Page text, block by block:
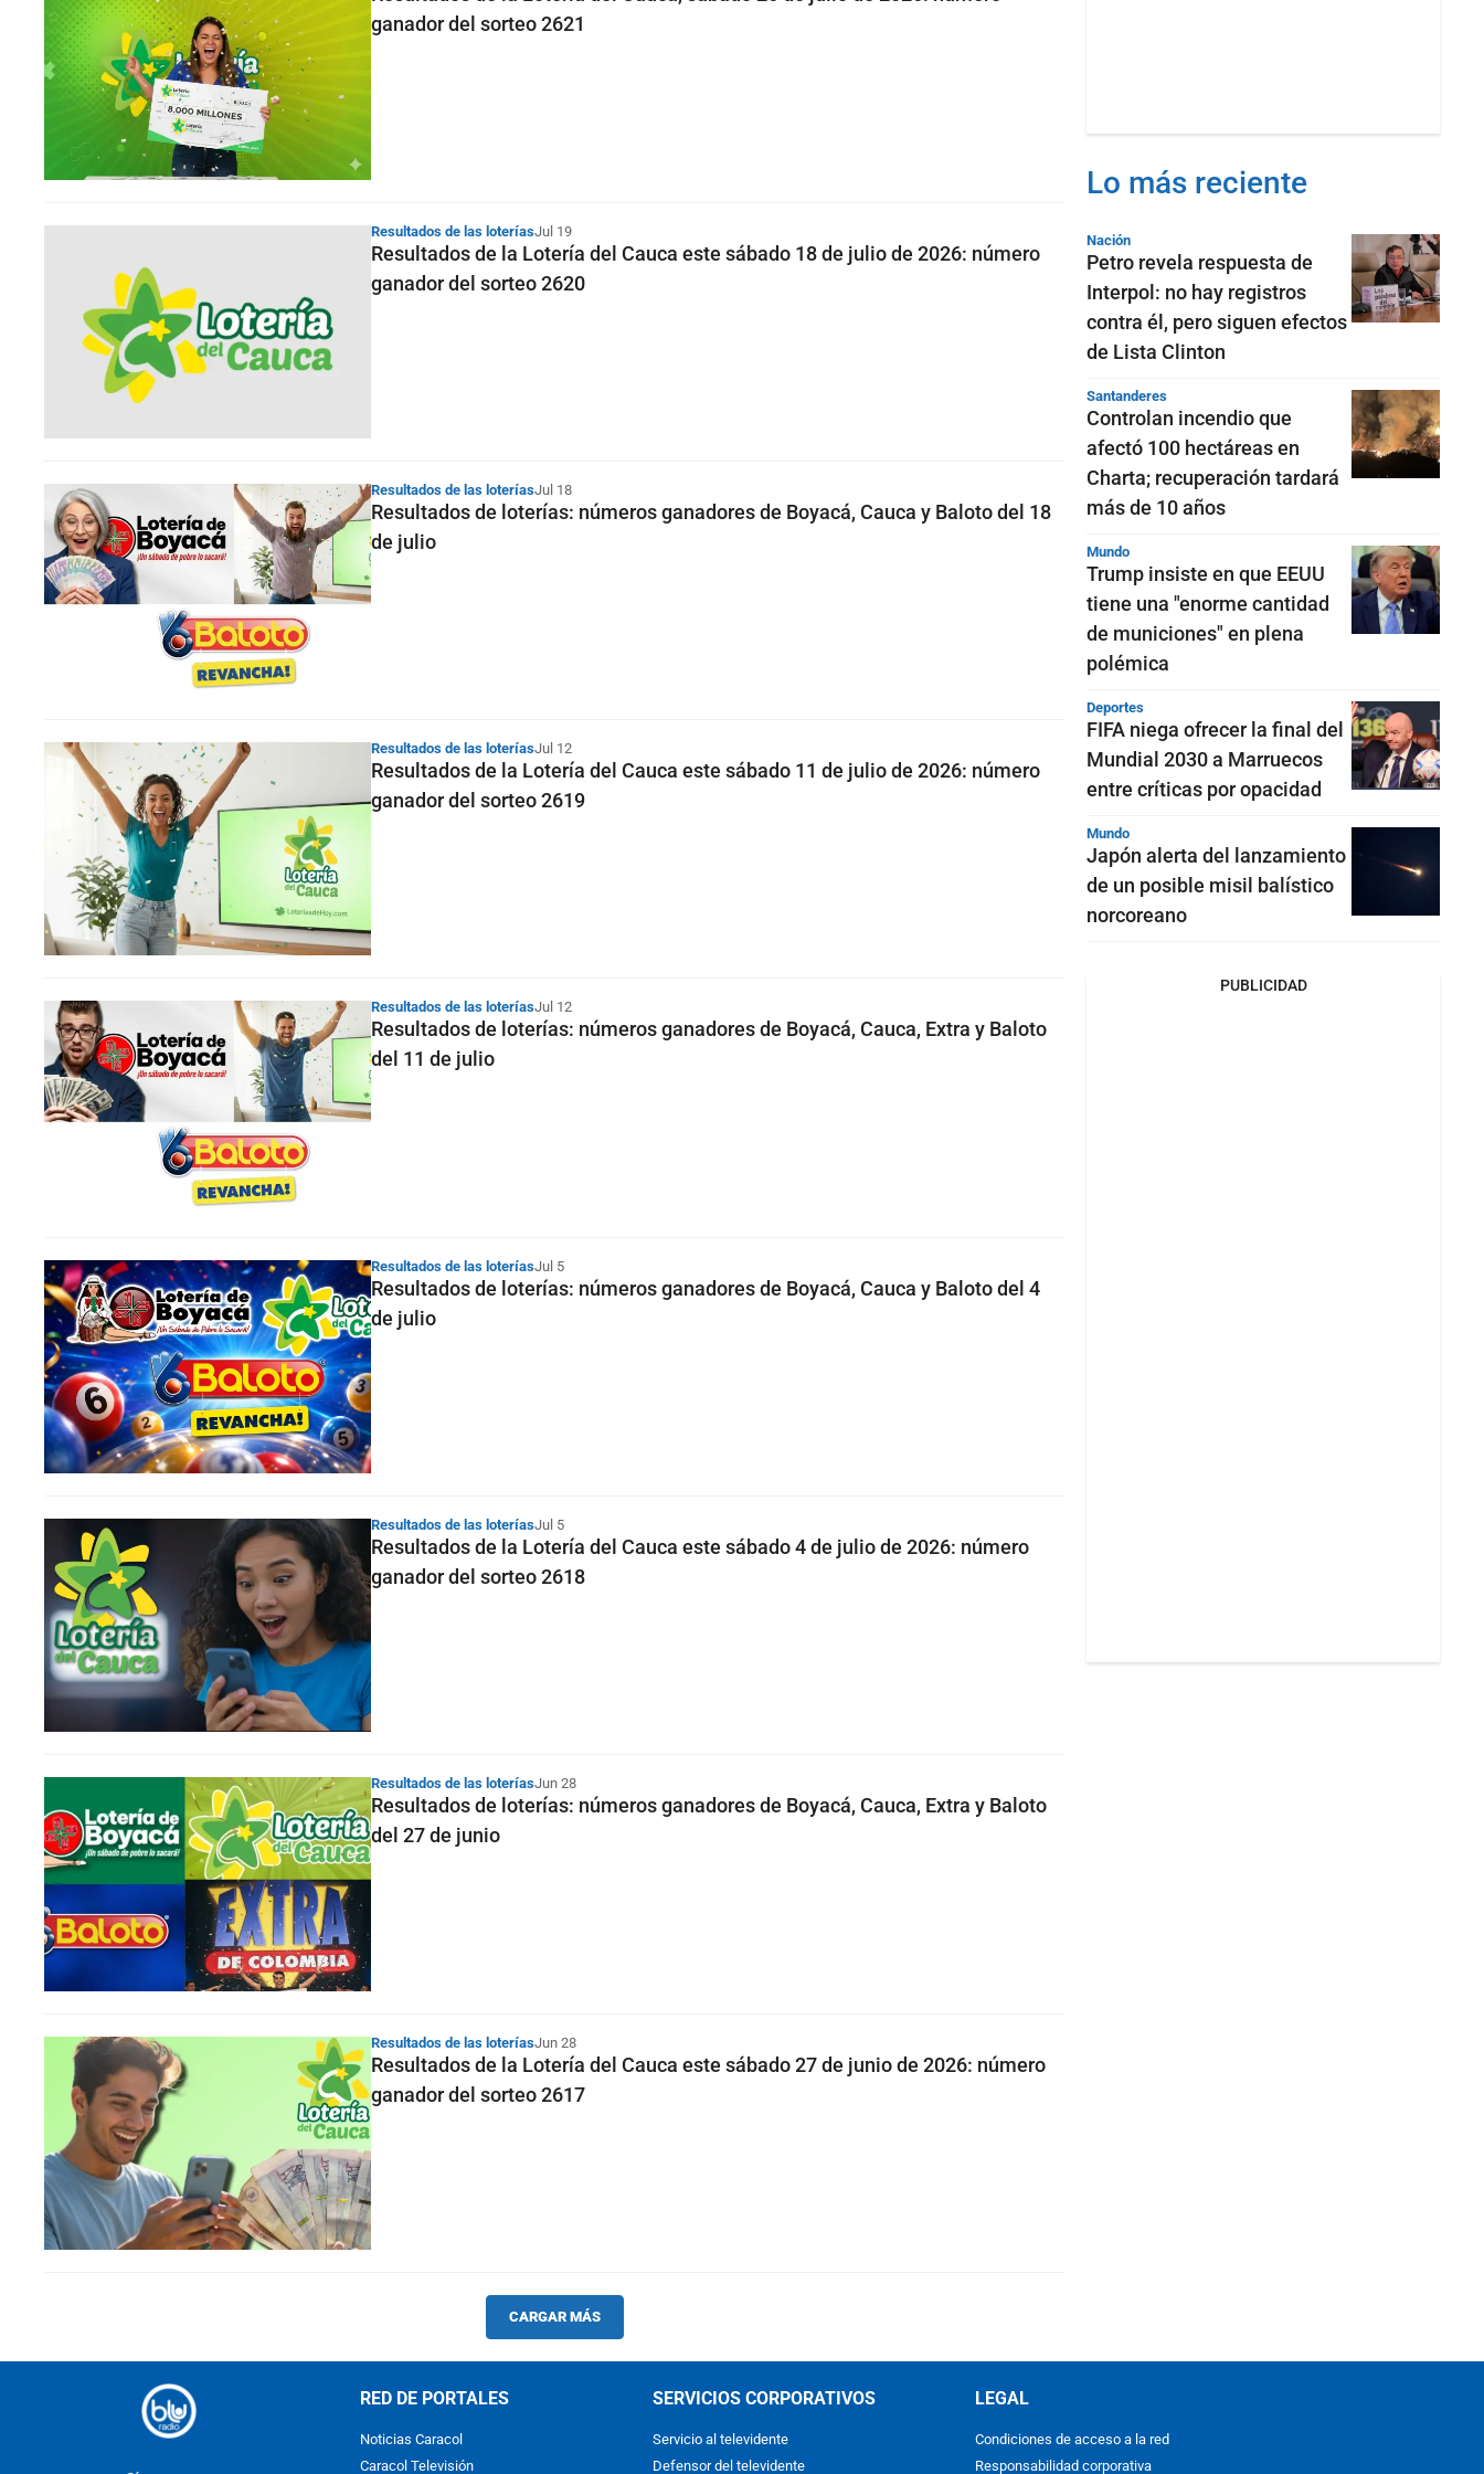
ganador del sorteo 2621
Resultados de las loteríasJul 19
Resultados de la Lotería del Cauca este sábado 18 de julio de 2026: número
ganador del sorteo 2620
Resultados de las loteríasJul 18
Resultados de loterías: números ganadores de Boyacá, Cauca y Baloto del 18
de julio
Resultados de las loteríasJul 12
Resultados de la Lotería del Cauca este sábado 11 de julio de 2026: número
ganador del sorteo 2619
Resultados de las loteríasJul 12
Resultados de loterías: números ganadores de Boyacá, Cauca, Extra y Baloto
del 11 de julio
Resultados de las loteríasJul 5
Resultados de loterías: números ganadores de Boyacá, Cauca y Baloto del 4
de julio
Resultados de las loteríasJul 5
Resultados de la Lotería del Cauca este sábado 4 de julio de 2026: número
ganador del sorteo 2618
Resultados de las loteríasJun 28
Resultados de loterías: números ganadores de Boyacá, Cauca, Extra y Baloto
del 27 de junio
Resultados de las loteríasJun 28
Resultados de la Lotería del Cauca este sábado 27 de junio de 2026: número
ganador del sorteo 2617
CARGAR MÁS
Lo más reciente
Nación
Petro revela respuesta de
Interpol: no hay registros
contra él, pero siguen efectos
de Lista Clinton
Santanderes
Controlan incendio que
afectó 100 hectáreas en
Charta; recuperación tardará
más de 10 años
Mundo
Trump insiste en que EEUU
tiene una "enorme cantidad
de municiones" en plena
polémica
Deportes
FIFA niega ofrecer la final del
Mundial 2030 a Marruecos
entre críticas por opacidad
Mundo
Japón alerta del lanzamiento
de un posible misil balístico
norcoreano
PUBLICIDAD
RED DE PORTALES
Noticias Caracol
Caracol Televisión
SERVICIOS CORPORATIVOS
Servicio al televidente
Defensor del televidente
LEGAL
Condiciones de acceso a la red
Responsabilidad corporativa